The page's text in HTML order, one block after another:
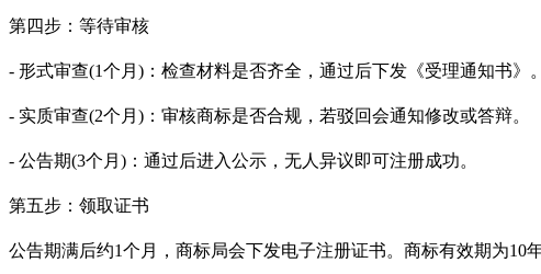
第四步：等待审核
- 形式审查(1个月)：检查材料是否齐全，通过后下发《受理通知书》。
- 实质审查(2个月)：审核商标是否合规，若驳回会通知修改或答辩。
- 公告期(3个月)：通过后进入公示，无人异议即可注册成功。
第五步：领取证书
公告期满后约1个月，商标局会下发电子注册证书。商标有效期为10